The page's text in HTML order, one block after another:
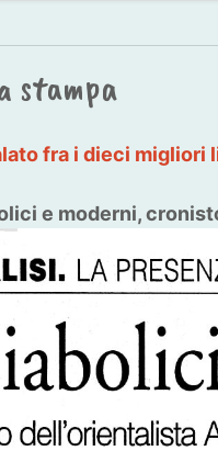
stampa
fra i dieci migliori
e moderni,